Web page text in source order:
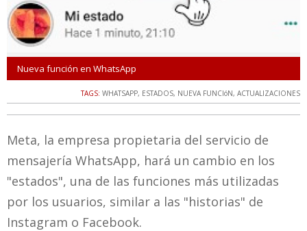
Nueva función en WhatsApp
TAGS: WHATSAPP, ESTADOS, NUEVA FUNCIóN, ACTUALIZACIONES
Meta, la empresa propietaria del servicio de
mensajería WhatsApp, hará un cambio en los
"estados", una de las funciones más utilizadas
por los usuarios, similar a las "historias" de
Instagram o Facebook.